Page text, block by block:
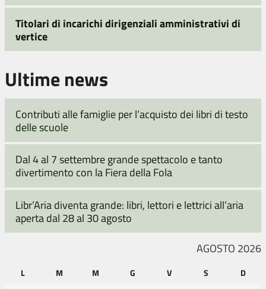
Titolari di incarichi dirigenziali amministrativi di
vertice
Ultime news
Contributi alle famiglie per l’acquisto dei libri di testo
delle scuole
Dal 4 al 7 settembre grande spettacolo e tanto
divertimento con la Fiera della Fola
Libr’Aria diventa grande: libri, lettori e lettrici all’aria
aperta dal 28 al 30 agosto
AGOSTO 2026
L M M G V S D